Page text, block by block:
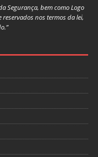
Segurança, bem como Logo
nos termos da lei,